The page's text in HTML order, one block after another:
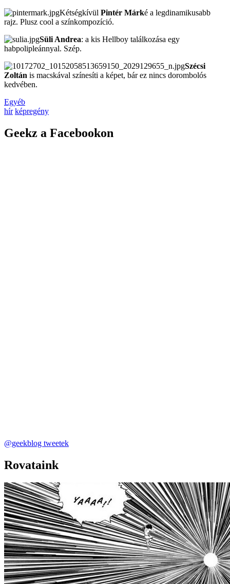
Kétségkívül Pintér Márké a legdinamikusabb
rajz. Plusz cool a színkompozíció.
Süli Andrea: a kis Hellboy találkozása egy
habpolipleánnyal. Szép.
Szécsi
Zoltán is macskával színesíti a képet, bár ez nincs dorombolós
kedvében.
Egyéb
hír képregény
Geekz a Facebookon
@geekblog tweetek
Rovataink